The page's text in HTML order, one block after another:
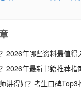
2026年哪些资料最值得
2026年最新书籍推荐指
讲得好？考生口碑Top3